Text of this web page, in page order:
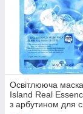
Освітлююча
Island Real
з арбутином для